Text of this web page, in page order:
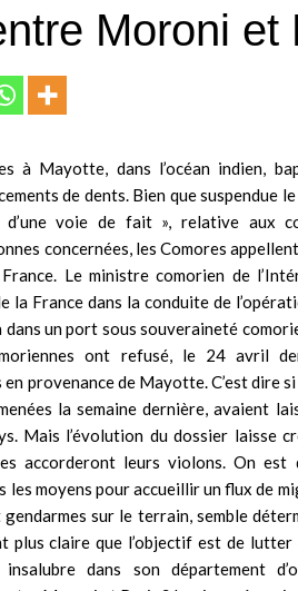
Moroni et
à Mayotte, dans l’océan indien,
de dents. Bien que suspendue
voie de fait », relative aux
concernées, les Comores
Le ministre comorien de
la France dans la conduite de
un port sous souveraineté
ont refusé, le 24 avril
provenance de Mayotte. C’est dire si
la semaine dernière, avaient
Mais l’évolution du dossier laisse
accorderont leurs violons. On est
les moyens pour accueillir un flux de
sur le terrain, semble
plus claire que l’objectif est de
dans son département